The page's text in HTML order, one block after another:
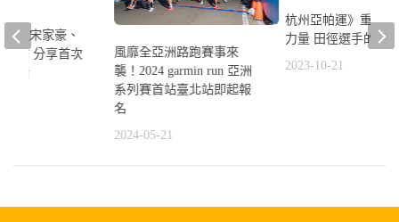
風靡全亞洲路跑賽事來
襲！2024 garmin run 亞洲
系列賽首站臺北站即起報
名
2024-05-21
杭州亞帕運》重拾
力量 田徑選手的逐
2023-10-21
星宋家豪、
受訪 分享首次
心情